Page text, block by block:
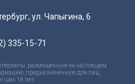
ул. Чапыгина, 6
335-15-71
размещенные на настоящем
предназначенную для лиц,
18 лет.